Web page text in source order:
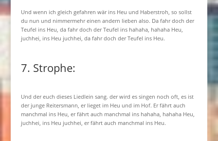
Und wenn ich gleich gefahren wär ins Heu und Haberstroh, so sollst
du nun und nimmermehr einen andern lieben also. Da fahr doch der
Teufel ins Heu, da fahr doch der Teufel ins hahaha, hahaha Heu,
juchhei, ins Heu juchhei, da fahr doch der Teufel ins Heu.
7. Strophe:
Und der euch dieses Liedlein sang. der wird es singen noch oft, es ist
der junge Reitersmann, er lieget im Heu und im Hof. Er fährt auch
manchmal ins Heu, er fährt auch manchmal ins hahaha, hahaha Heu,
juchhei, ins Heu juchhei, er fährt auch manchmal ins Heu.